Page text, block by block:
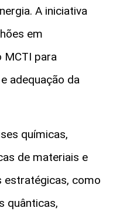
A iniciativa
em
MCTI para
adequação da
químicas,
de materiais e
estratégicas, como
quânticas,